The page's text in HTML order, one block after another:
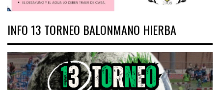
INFO 13 TORNEO BALONMANO HIERBA